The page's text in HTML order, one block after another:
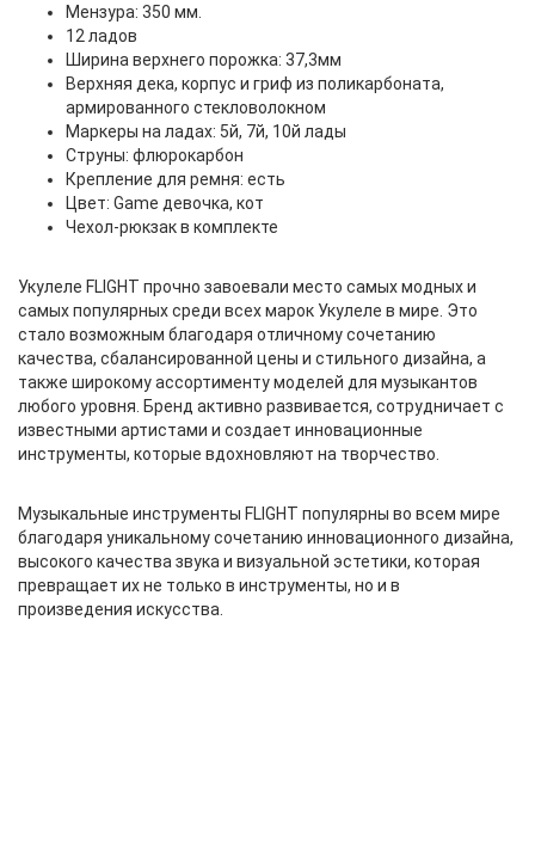
Мензура: 350 мм.
12 ладов
Ширина верхнего порожка: 37,3мм
Верхняя дека, корпус и гриф из поликарбоната,
армированного стекловолокном
Маркеры на ладах: 5й, 7й, 10й лады
Струны: флюрокарбон
Крепление для ремня: есть
Цвет: Game девочка, кот
Чехол-рюкзак в комплекте
Укулеле FLIGHT прочно завоевали место самых модных и
самых популярных среди всех марок Укулеле в мире. Это
стало возможным благодаря отличному сочетанию
качества, сбалансированной цены и стильного дизайна, а
также широкому ассортименту моделей для музыкантов
любого уровня. Бренд активно развивается, сотрудничает с
известными артистами и создает инновационные
инструменты, которые вдохновляют на творчество.
Музыкальные инструменты FLIGHT популярны во всем мире
благодаря уникальному сочетанию инновационного дизайна,
высокого качества звука и визуальной эстетики, которая
превращает их не только в инструменты, но и в
произведения искусства.